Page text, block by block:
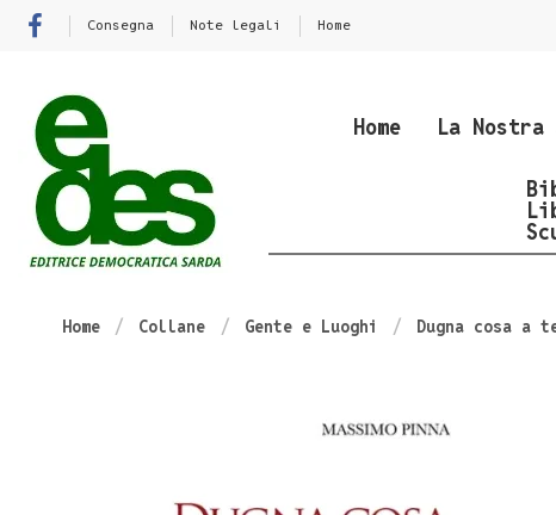
Consegna Note legali Home
Home La
Home Collane Gente e Luoghi Dugna cosa a